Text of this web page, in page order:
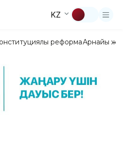
KZ
реформаАрнайы